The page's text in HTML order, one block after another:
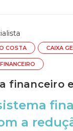
COSTA CAIXA
financeiro
a